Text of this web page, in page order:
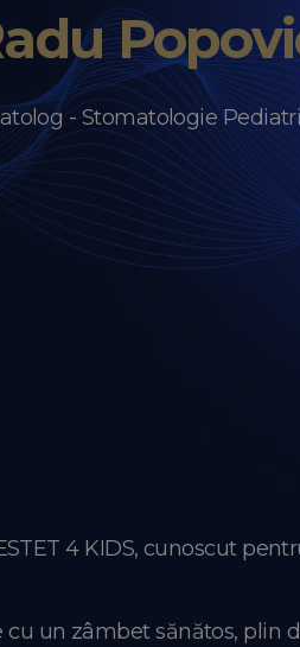
- Stomatologie
4 KIDS, cunoscut
un zâmbet sănătos, plin